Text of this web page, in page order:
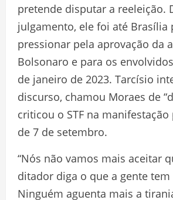
pretende disputar a reeleição.
julgamento, ele foi até Brasília
pressionar pela aprovação da
Bolsonaro e para os
de janeiro de 2023. Tarcísio
discurso, chamou Moraes de
criticou o STF na
de 7 de setembro.
“Nós não vamos mais aceitar
ditador diga o que a gente
Ninguém aguenta mais a